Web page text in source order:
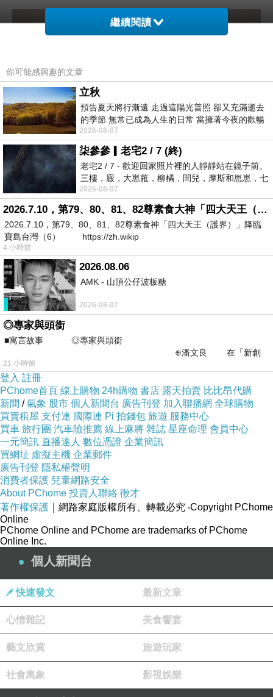
2016-07-05 10:37:19
繼續閱讀
你可能感興趣的文章
立秋
預告夏天將行漸遠 走過這陽光普照 卻又充滿逝去
的季節 無常已成為人生的日常 當擁著今夜的歡暢
舒心 轉眼驟成昨日 而明晨 太陽
2026-08-07
柒參參▎老宅2 / 7 (終)
老宅2 / 7 - 歡迎回家照片裡的人靜靜站在鏡子前。
三樓，廄，大崽蕥，柳橘，閆兒，摩斯和崽崽，七
個人整整齊齊地站在鏡框之外，如同
2026-08-07
2026.7.10，第79、80、81、82尊素食大神「四大天王（護界）」降臨寶島台灣（6）
2026.7.10，第79、80、81、82尊素食神「四大天王（護界）」降臨
寶島台灣（6） https://zh.wikip
4 小時前
2026.08.06
AMK - 山頂公仔波板糖
2026-08-07
◎專家與頭銜
■寓言故事 ◎專家與頭銜
⊕潘文良 在「新創
之谷」裡——
21 小時前
登入 註冊
PChome首頁 線上購物 24h購物 書店 露天拍賣 比比昂代購
新聞 /氣象 股市 個人新聞台 廣告刊登 加入聯播網 全球購物
買賣租屋 支付連 國際連 Pi 拍錢包 旅遊 服務中心
買車 旅行團 汽車險推薦 線上麻將 雜誌 星座命理 會員中心
一元簡訊 直播達人 數位憑證 企業簡訊
買網址 虛擬主機 企業郵件
廣告刊登 隱私權聲明
消費者保護 兒童網路安全
About PChome 投資人聯絡 徵才
著作權保護 ｜網路家庭版權所有、轉載必究 ‧Copyright PChome
Online
PChome Online and PChome are trademarks of PChome
Online Inc.
個人新聞台
快速發文 最新文章
心情雜記 美食饗宴
藝文欣賞 旅遊玩家
社會萬象 影視娛樂